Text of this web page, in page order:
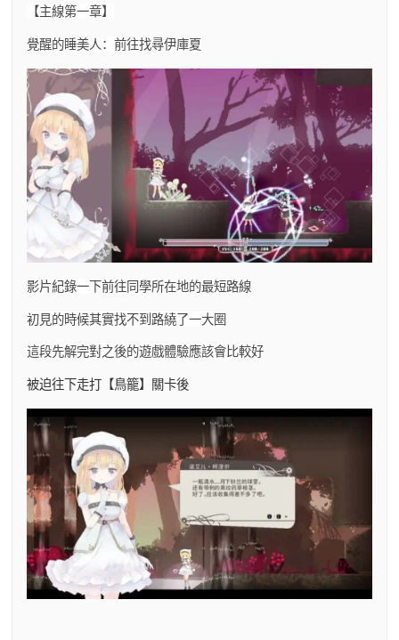
【主線第一章】
覺醒的睡美人：前往找尋伊庫夏
影片紀錄一下前往同學所在地的最短路線
初見的時候其實找不到路繞了一大圈
這段先解完對之後的遊戲體驗應該會比較好
被迫往下走打【鳥籠】關卡後